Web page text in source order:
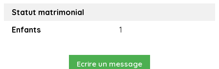
Statut matrimonial
Enfants
1
Ecrire un message